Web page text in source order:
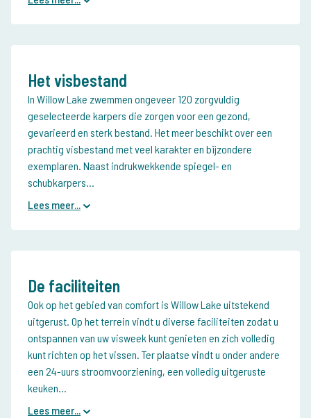
Het visbestand
In Willow Lake zwemmen ongeveer 120 zorgvuldig
geselecteerde karpers die zorgen voor een gezond,
gevarieerd en sterk bestand. Het meer beschikt over een
prachtig visbestand met veel karakter en bijzondere
exemplaren. Naast indrukwekkende spiegel- en
schubkarpers...
Lees meer...
De faciliteiten
Ook op het gebied van comfort is Willow Lake uitstekend
uitgerust. Op het terrein vindt u diverse faciliteiten zodat u
ontspannen van uw visweek kunt genieten en zich volledig
kunt richten op het vissen. Ter plaatse vindt u onder andere
een 24-uurs stroomvoorziening, een volledig uitgeruste
keuken...
Lees meer...